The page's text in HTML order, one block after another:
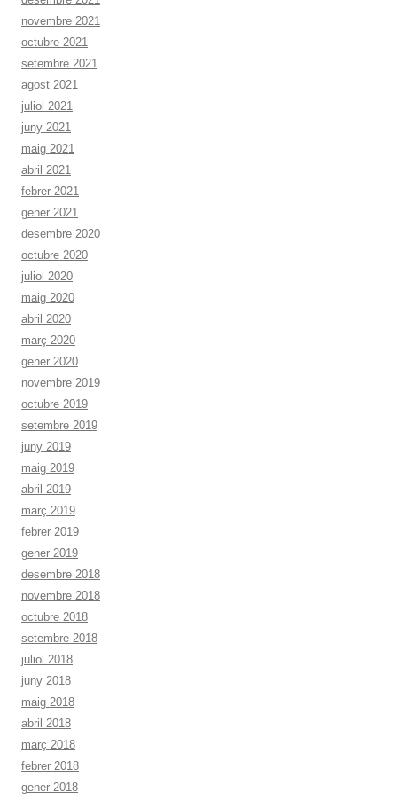
novembre 2021
octubre 2021
setembre 2021
agost 2021
juliol 2021
juny 2021
maig 2021
abril 2021
febrer 2021
gener 2021
desembre 2020
octubre 2020
juliol 2020
maig 2020
abril 2020
març 2020
gener 2020
novembre 2019
octubre 2019
setembre 2019
juny 2019
maig 2019
abril 2019
març 2019
febrer 2019
gener 2019
desembre 2018
novembre 2018
octubre 2018
setembre 2018
juliol 2018
juny 2018
maig 2018
abril 2018
març 2018
febrer 2018
gener 2018